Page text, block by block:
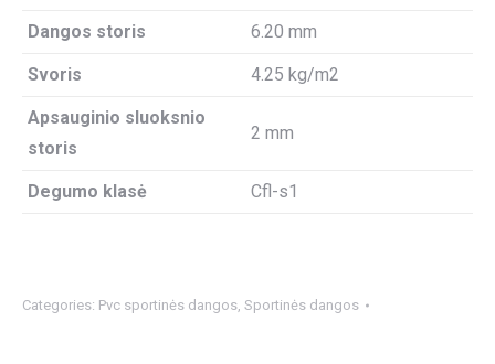
Dangos storis 6.20 mm
Svoris 4.25 kg/m2
Apsauginio sluoksnio
storis
2 mm
Degumo klasė Cfl-s1
Categories: Pvc sportinės dangos, Sportinės dangos